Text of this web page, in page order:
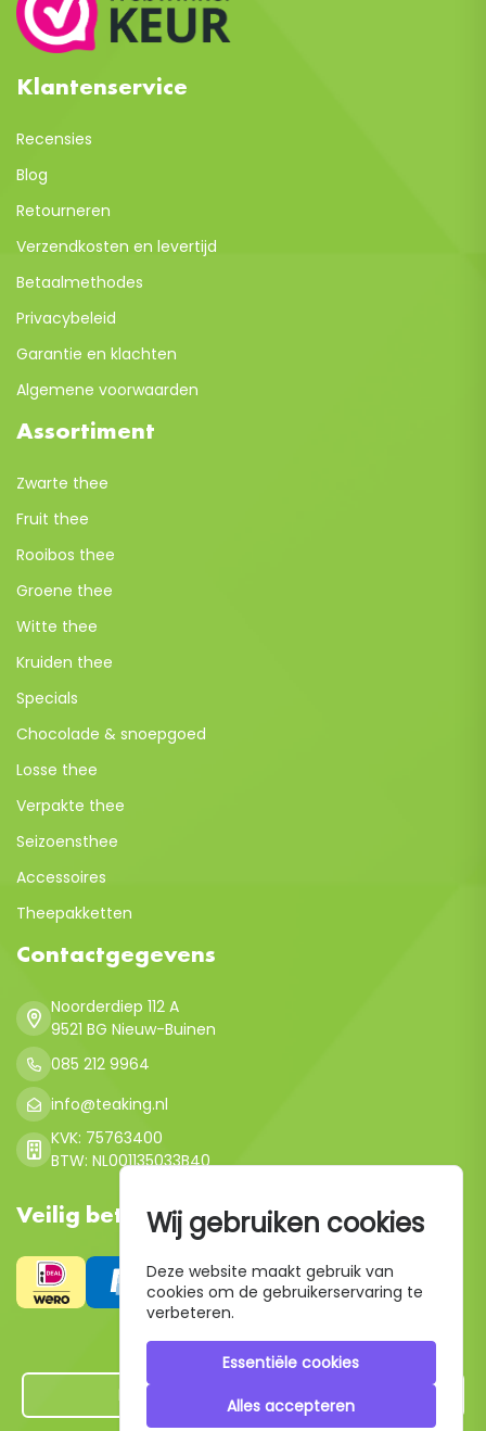
Klantenservice
Recensies
Blog
Retourneren
Verzendkosten en levertijd
Betaalmethodes
Privacybeleid
Garantie en klachten
Algemene voorwaarden
Assortiment
Zwarte thee
Fruit thee
Rooibos thee
Groene thee
Witte thee
Kruiden thee
Specials
Chocolade & snoepgoed
Losse thee
Verpakte thee
Seizoensthee
Accessoires
Theepakketten
Contactgegevens
Noorderdiep 112 A
9521 BG Nieuw-Buinen
085 212 9964
info@teaking.nl
KVK: 75763400
BTW: NL001135033B40
Veilig betalen
Hier de overeenkomst ontbinden
Wij gebruiken cookies
Deze website maakt gebruik van
cookies om de gebruikerservaring te
verbeteren.
Essentiële cookies
Alles accepteren